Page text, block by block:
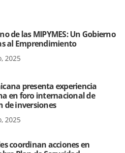
de las MIPYMES: Un Gobierno
al Emprendimiento
2025
presenta experiencia
en foro internacional de
de inversiones
2025
coordinan acciones en